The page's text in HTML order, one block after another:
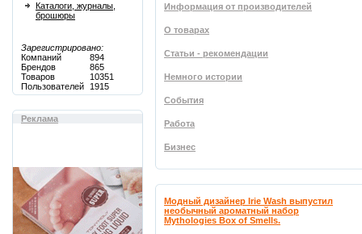
Каталоги, журналы,
брошюры
Зарегистрировано:
Компаний
894
Брендов
865
Товаров
10351
Пользователей
1915
Реклама
Информация от производителей
О товарах
Статьи - рекомендации
Немного истории
События
Работа
Бизнес
Модный дизайнер Irie Wash выпустил
необычный ароматный набор
Mythologies Box of Smells.